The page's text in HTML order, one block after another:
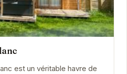
est un véritable havre de